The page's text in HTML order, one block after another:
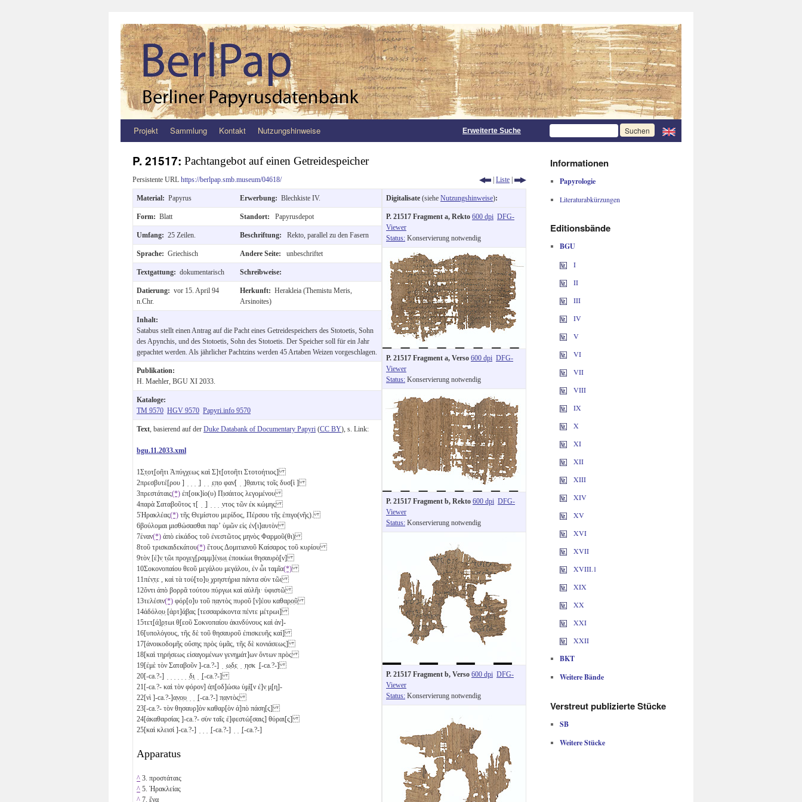
Zum
springen
Projekt Sammlung Kontakt Nutzungshinweise Erweiterte Suche
P. 21517: Pachtangebot auf einen Getreidespeicher
Persistente URL https://berlpap.smb.museum/04618/ | Liste |
Material: Papyrus Erwerbung: Blechkiste IV.
Form: Blatt Standort: Papyrusdepot
Umfang: 25 Zeilen. Beschriftung: Rekto, parallel zu den Fasern
Sprache: Griechisch Andere Seite: unbeschriftet
Textgattung: dokumentarisch Schreibweise:
Datierung: vor 15. April 94
n.Chr.
Herkunft: Herakleia (Themistu Meris,
Arsinoites)
Inhalt:
Satabus stellt einen Antrag auf die Pacht eines Getreidespeichers des Stotoetis, Sohn
des Apynchis, und des Stotoetis, Sohn des Stotoetis. Der Speicher soll für ein Jahr
gepachtet werden. Als jährlicher Pachtzins werden 45 Artaben Weizen vorgeschlagen.
Publikation:
H. Maehler, BGU XI 2033.
Kataloge:
TM 9570 HGV 9570 Papyri.info 9570
Text , basierend auf der Duke Databank of Documentary Papyri (CC BY), s. Link:
bgu.11.2033.xml
1Σ̣τ̣οτ̣[οῆτι Ἀπύγχεως καὶ Σ]τ̣[οτοῆτι Στοτοήτιος]
2πρεσβυτέ[ρου ] ̣ ̣ ̣ ̣] ̣ ̣ ̣ε̣π̣ο φαν[ ̣ ̣]θ̣αυτις τοῖς δυσ[ὶ ]
3πρεστάταις(*) ἐπ[οικ]ίο(υ) Π̣ισάιτος λεγομένου
4παρὰ Σαταβοῦτος τ[ ̣ ̣] ̣ ̣ ̣ ̣ντος τῶν ἐκ κώμης
5Ἡρακλέας(*) τῆς Θεμίστου μερίδος, Πέρσου τῆς ἐπιγο(νῆς).
6βούλομαι μισθώσασθαι παρʼ ὑμῶν εἰς ἐν[ι]αυτὸν
7ἑναν(*) ἀπὸ εἰκάδος τοῦ ἐνεστῶτος μηνὸς Φαρμοῦ(θι)
8τοῦ τρισκαιδεκάτου(*) ἔτους Δομιτιανοῦ Καίσαρος τοῦ κυρίου
9τὸν̣ [ἐ]ν̣ τ̣ῶι προ̣γ̣ε̣γ̣[ραμμ]έ̣ν̣ω̣ι̣ ἐποικίωι θησαυρὸ̣[ν]
10Σοκονοπαίου θεοῦ μεγάλου μεγάλου, ἐν ὧι ταμῖα(*)
11πέν̣τ̣ε
, καὶ τὰ τού[το]υ̣ χρηστήρια πάντα σὺν τῶι
12ὄντι ἀπὸ βορρᾶ τούτου πύργωι καὶ αὐλῆι· ὑφιστῶ
13τελέσιν(*) φόρ[ο]υ τοῦ π̣α̣ντὸς̣ πυροῦ [ν]έου καθαρ̣ο̣ῦ̣
14ἀδόλο̣υ̣ [ἀρτ]ά̣β̣ας [τεσσαράκοντα πέντε μέτρωι]
15τετ̣[ά]ρ̣τωι θ̣[εοῦ Σοκνοπαίου ἀκινδύνους καὶ ἀν]-
16[υπολόγους, τῆς δὲ τοῦ θησαυροῦ ἐπισκευῆς καὶ]
17[ἀνοικοδομῆς οὔσης πρὸς ὑμᾶς, τῆς δὲ κονιάσεως]
18[καὶ τηρήσεως εἰσαγομένων γενημάτ]ων ὄντων πρὸς
19[ἐμὲ τὸν Σαταβοῦν ]-ca.?-] ̣ ̣ω̣δ̣ε̣ ̣ ̣ησκ ̣[-ca.?-]
20[-ca.?-] ̣ ̣ ̣ ̣ ̣ ̣ ̣δ̣ι̣ ̣ ̣[-ca.?-]
21 [-ca.?- καὶ τὸν φόρον] ἀ̣π̣[οδ]ώσω ὑ̣μ̣ῖ̣[ν ἐ]ν̣ μ̣[η]-
22[νὶ ]-ca.?-]α̣ν̣ο̣υ̣ ̣ ̣ ̣[-ca.?-] π̣α̣ντὸς
23[-ca.?- τὸν θησαυρ]ὸν καθαρ[ὸν ἀ]πὸ πάση[ς]
24[ἀκαθαρσίας ]-ca.?- σὺν ταῖς ἐ]φεστώ[σαις] θύραι[ς]
25[καὶ κλεισί ]-ca.?-] ̣ ̣ ̣ ̣[-ca.?-] ̣ ̣ ̣[-ca.?-]
Apparatus
^ 3. προστάταις
^ 5. Ἡρακλείας
^ 7. ἕνα
Digitalisate (siehe Nutzungshinweise):
P. 21517 Fragment a, Rekto 600 dpi DFG-
Viewer
Status: Konservierung notwendig
P. 21517 Fragment a, Verso 600 dpi DFG-
Viewer
Status: Konservierung notwendig
P. 21517 Fragment b, Rekto 600 dpi DFG-
Viewer
Status: Konservierung notwendig
P. 21517 Fragment b, Verso 600 dpi DFG-
Viewer
Status: Konservierung notwendig
Informationen
Papyrologie
Literaturabkürzungen
Editionsbände
BGU
I
II
III
IV
V
VI
VII
VIII
IX
X
XI
XII
XIII
XIV
XV
XVI
XVII
XVIII.1
XIX
XX
XXI
XXII
BKT
Weitere Bände
Verstreut publizierte Stücke
SB
Weitere Stücke